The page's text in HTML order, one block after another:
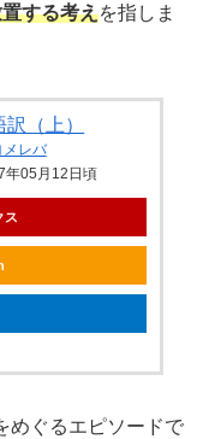
する考えを指しま
（上）
メレバ
年05月12日頃
ス
めぐるエピソードで